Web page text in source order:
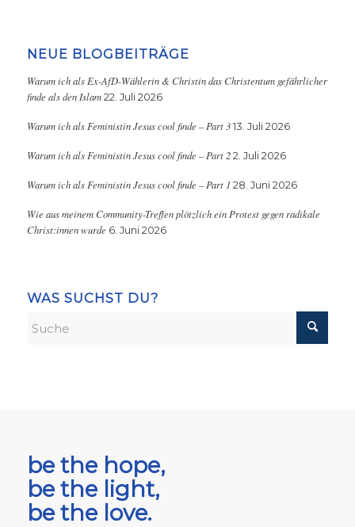
NEUE BLOGBEITRÄGE
Warum ich als Ex-AfD-Wählerin & Christin das Christentum gefährlicher
finde als den Islam 22. Juli 2026
Warum ich als Feministin Jesus cool finde – Part 3 13. Juli 2026
Warum ich als Feministin Jesus cool finde – Part 2 2. Juli 2026
Warum ich als Feministin Jesus cool finde – Part 1 28. Juni 2026
Wie aus meinem Community-Treffen plötzlich ein Protest gegen radikale
Christ:innen wurde 6. Juni 2026
WAS SUCHST DU?
be the hope,
be the light,
be the love.